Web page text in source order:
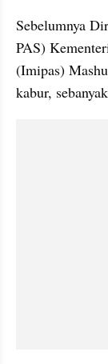
Sebelumnya
PAS)
(Imipas)
kabur,